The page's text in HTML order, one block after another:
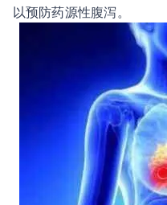
以预防药源性腹泻。